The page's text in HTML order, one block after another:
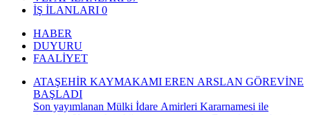
İŞ İLANLARI 0
HABER
DUYURU
FAALİYET
ATAŞEHİR KAYMAKAMI EREN ARSLAN GÖREVİNE
BAŞLADI
Son yayımlanan Mülki İdare Amirleri Kararnamesi ile